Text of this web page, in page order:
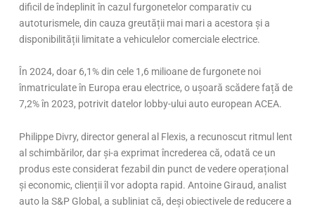
dificil de îndeplinit în cazul furgonetelor comparativ cu
autoturismele, din cauza greutății mai mari a acestora și a
disponibilității limitate a vehiculelor comerciale electrice.
În 2024, doar 6,1% din cele 1,6 milioane de furgonete noi
înmatriculate în Europa erau electrice, o ușoară scădere față de
7,2% în 2023, potrivit datelor lobby-ului auto european ACEA.
Philippe Divry, director general al Flexis, a recunoscut ritmul lent
al schimbărilor, dar și-a exprimat încrederea că, odată ce un
produs este considerat fezabil din punct de vedere operațional
și economic, clienții îl vor adopta rapid. Antoine Giraud, analist
auto la S&P Global, a subliniat că, deși obiectivele de reducere a